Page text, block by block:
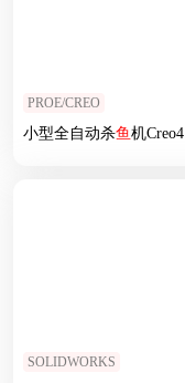
PROE/CREO
小型全自动杀鱼机Creo4
SOLIDWORKS